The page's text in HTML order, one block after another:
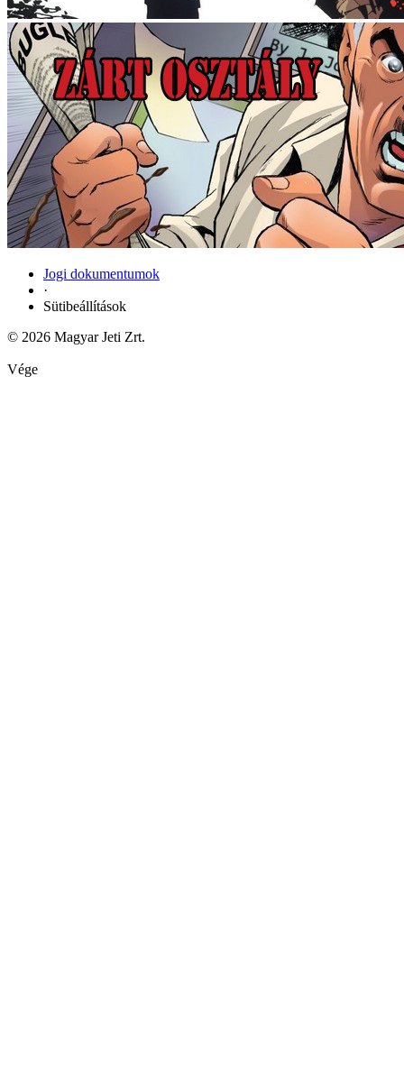
Jogi dokumentumok
·
Sütibeállítások
© 2026 Magyar Jeti Zrt.
Vége